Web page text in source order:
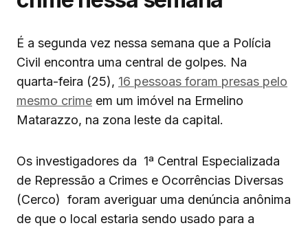
É a segunda vez nessa semana que a Polícia
Civil encontra uma central de golpes. Na
quarta-feira (25), 16 pessoas foram presas pelo
mesmo crime em um imóvel na Ermelino
Matarazzo, na zona leste da capital.
Os investigadores da 1ª Central Especializada
de Repressão a Crimes e Ocorrências Diversas
(Cerco) foram averiguar uma denúncia anônima
de que o local estaria sendo usado para a